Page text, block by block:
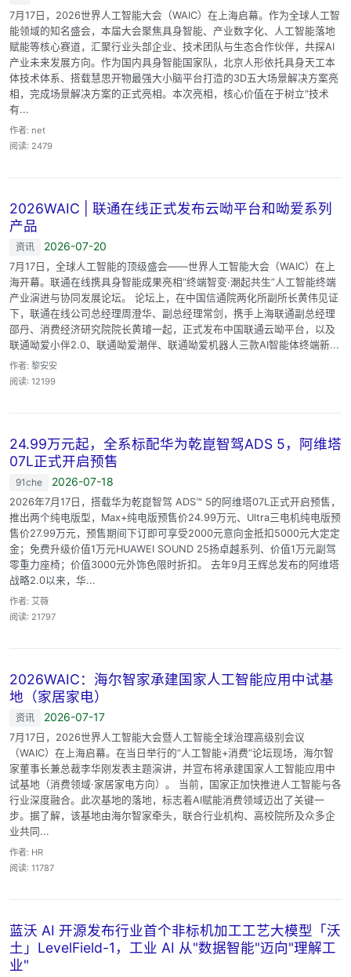
7月17日，2026世界人工智能大会（WAIC）在上海启幕。作为全球人工智
能领域的知名盛会，本届大会聚焦具身智能、产业数字化、人工智能落地
赋能等核心赛道，汇聚行业头部企业、技术团队与生态合作伙伴，共探AI
产业未来发展方向。作为国内具身智能国家队，北京人形依托具身天工本
体技术体系、搭载慧思开物最强大小脑平台打造的3D五大场景解决方案亮
相，完成场景解决方案的正式亮相。本次亮相，核心价值在于树立"技术
有...
作者: net
阅读: 2479
2026WAIC | 联通在线正式发布云呦平台和呦爱系列
产品
资讯 2026-07-20
7月17日，全球人工智能的顶级盛会——世界人工智能大会（WAIC）在上
海开幕。联通在线携具身智能成果亮相“终端智变·潮起共生”人工智能终端
产业演进与协同发展论坛。 论坛上，在中国信通院两化所副所长黄伟见证
下，联通在线公司总经理周澄华、副总经理常剑，携手上海联通副总经理
邵丹、消费经济研究院院长黄璿一起，正式发布中国联通云呦平台，以及
联通呦爱小伴2.0、联通呦爱潮伴、联通呦爱机器人三款AI智能体终端新...
作者: 黎安安
阅读: 12199
24.99万元起，全系标配华为乾崑智驾ADS 5，阿维塔
07L正式开启预售
91che 2026-07-18
2026年7月17日，搭载华为乾崑智驾 ADS™ 5的阿维塔07L正式开启预售，
推出两个纯电版型，Max+纯电版预售价24.99万元、Ultra三电机纯电版预
售价27.99万元，预售期间下订即可享受2000元意向金抵扣5000元大定定
金；免费升级价值1万元HUAWEI SOUND 25扬卓越系列、价值1万元副驾
零重力座椅；价值3000元外饰色限时折扣。 去年9月王辉总发布的阿维塔
战略2.0以来，华...
作者: 艾薇
阅读: 21797
2026WAIC：海尔智家承建国家人工智能应用中试基
地（家居家电）
资讯 2026-07-17
7月17日，2026世界人工智能大会暨人工智能全球治理高级别会议
（WAIC）在上海启幕。在当日举行的“人工智能+消费”论坛现场，海尔智
家董事长兼总裁李华刚发表主题演讲，并宣布将承建国家人工智能应用中
试基地（消费领域·家居家电方向）。 当前，国家正加快推进人工智能与各
行业深度融合。此次基地的落地，标志着AI赋能消费领域迈出了关键一
步。据了解，该基地由海尔智家牵头，联合行业机构、高校院所及众多企
业共同...
作者: HR
阅读: 11787
蓝沃 AI 开源发布行业首个非标机加工工艺大模型「沃
土」LevelField-1，工业 AI 从"数据智能"迈向"理解工
业"